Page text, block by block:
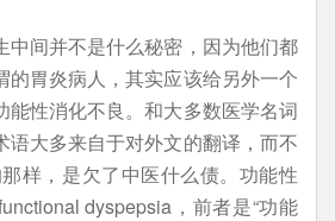
中间并不是什么秘密，因为他们都
的胃炎病人，其实应该给另外一个
能性消化不良。和大多数医学名词
语大多来自于对外文的翻译，而不
样，是欠了中医什么债。功能性
dyspepsia，前者是“功能